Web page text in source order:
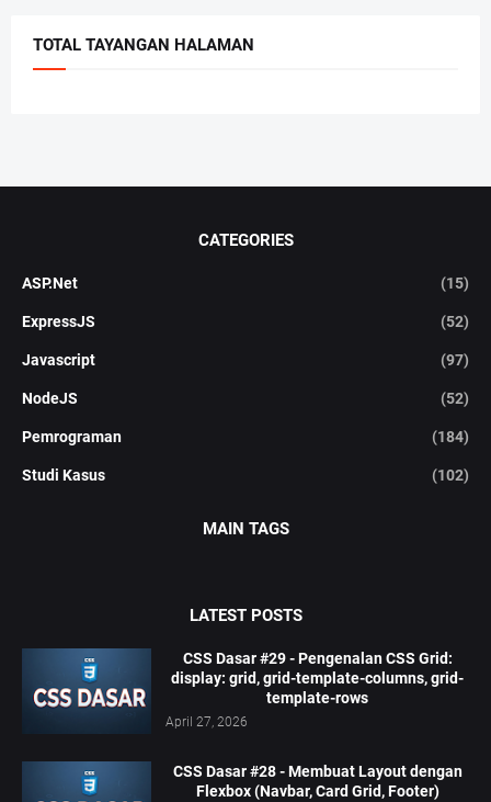
TOTAL TAYANGAN HALAMAN
CATEGORIES
ASP.Net (15)
ExpressJS (52)
Javascript (97)
NodeJS (52)
Pemrograman (184)
Studi Kasus (102)
MAIN TAGS
LATEST POSTS
CSS Dasar #29 - Pengenalan CSS Grid:
display: grid, grid-template-columns, grid-
template-rows
April 27, 2026
CSS Dasar #28 - Membuat Layout dengan
Flexbox (Navbar, Card Grid, Footer)